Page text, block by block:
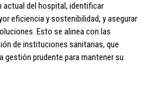
actual del hospital, identificar
eficiencia y sostenibilidad, y asegurar
Esto se alinea con las
de instituciones sanitarias, que
gestión prudente para mantener su